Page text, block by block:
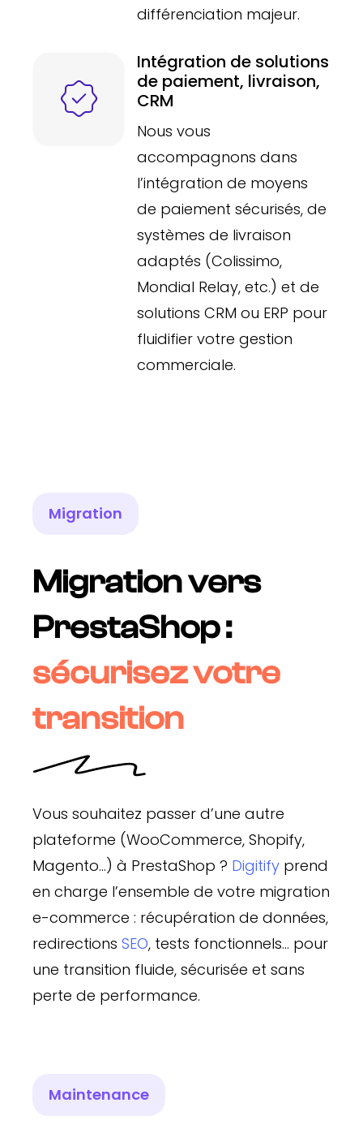
différenciation majeur.
Intégration de solutions
de paiement, livraison,
CRM
Nous vous
accompagnons dans
l’intégration de moyens
de paiement sécurisés, de
systèmes de livraison
adaptés (Colissimo,
Mondial Relay, etc.) et de
solutions CRM ou ERP pour
fluidifier votre gestion
commerciale.
Migration
Migration vers
PrestaShop :
sécurisez votre
transition
Vous souhaitez passer d’une autre
plateforme (WooCommerce, Shopify,
Magento…) à PrestaShop ? Digitify prend
en charge l’ensemble de votre migration
e-commerce : récupération de données,
redirections SEO, tests fonctionnels… pour
une transition fluide, sécurisée et sans
perte de performance.
Maintenance